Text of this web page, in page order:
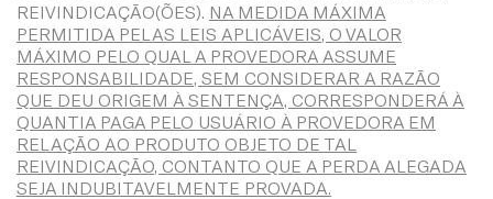
REIVINDICAÇÃO(ÕES). NA MEDIDA MÁXIMA
PERMITIDA PELAS LEIS APLICÁVEIS, O VALOR
MÁXIMO PELO QUAL A PROVEDORA ASSUME
RESPONSABILIDADE, SEM CONSIDERAR A RAZÃO
QUE DEU ORIGEM À SENTENÇA, CORRESPONDERÁ À
QUANTIA PAGA PELO USUÁRIO À PROVEDORA EM
RELAÇÃO AO PRODUTO OBJETO DE TAL
REIVINDICAÇÃO, CONTANTO QUE A PERDA ALEGADA
SEJA INDUBITAVELMENTE PROVADA.